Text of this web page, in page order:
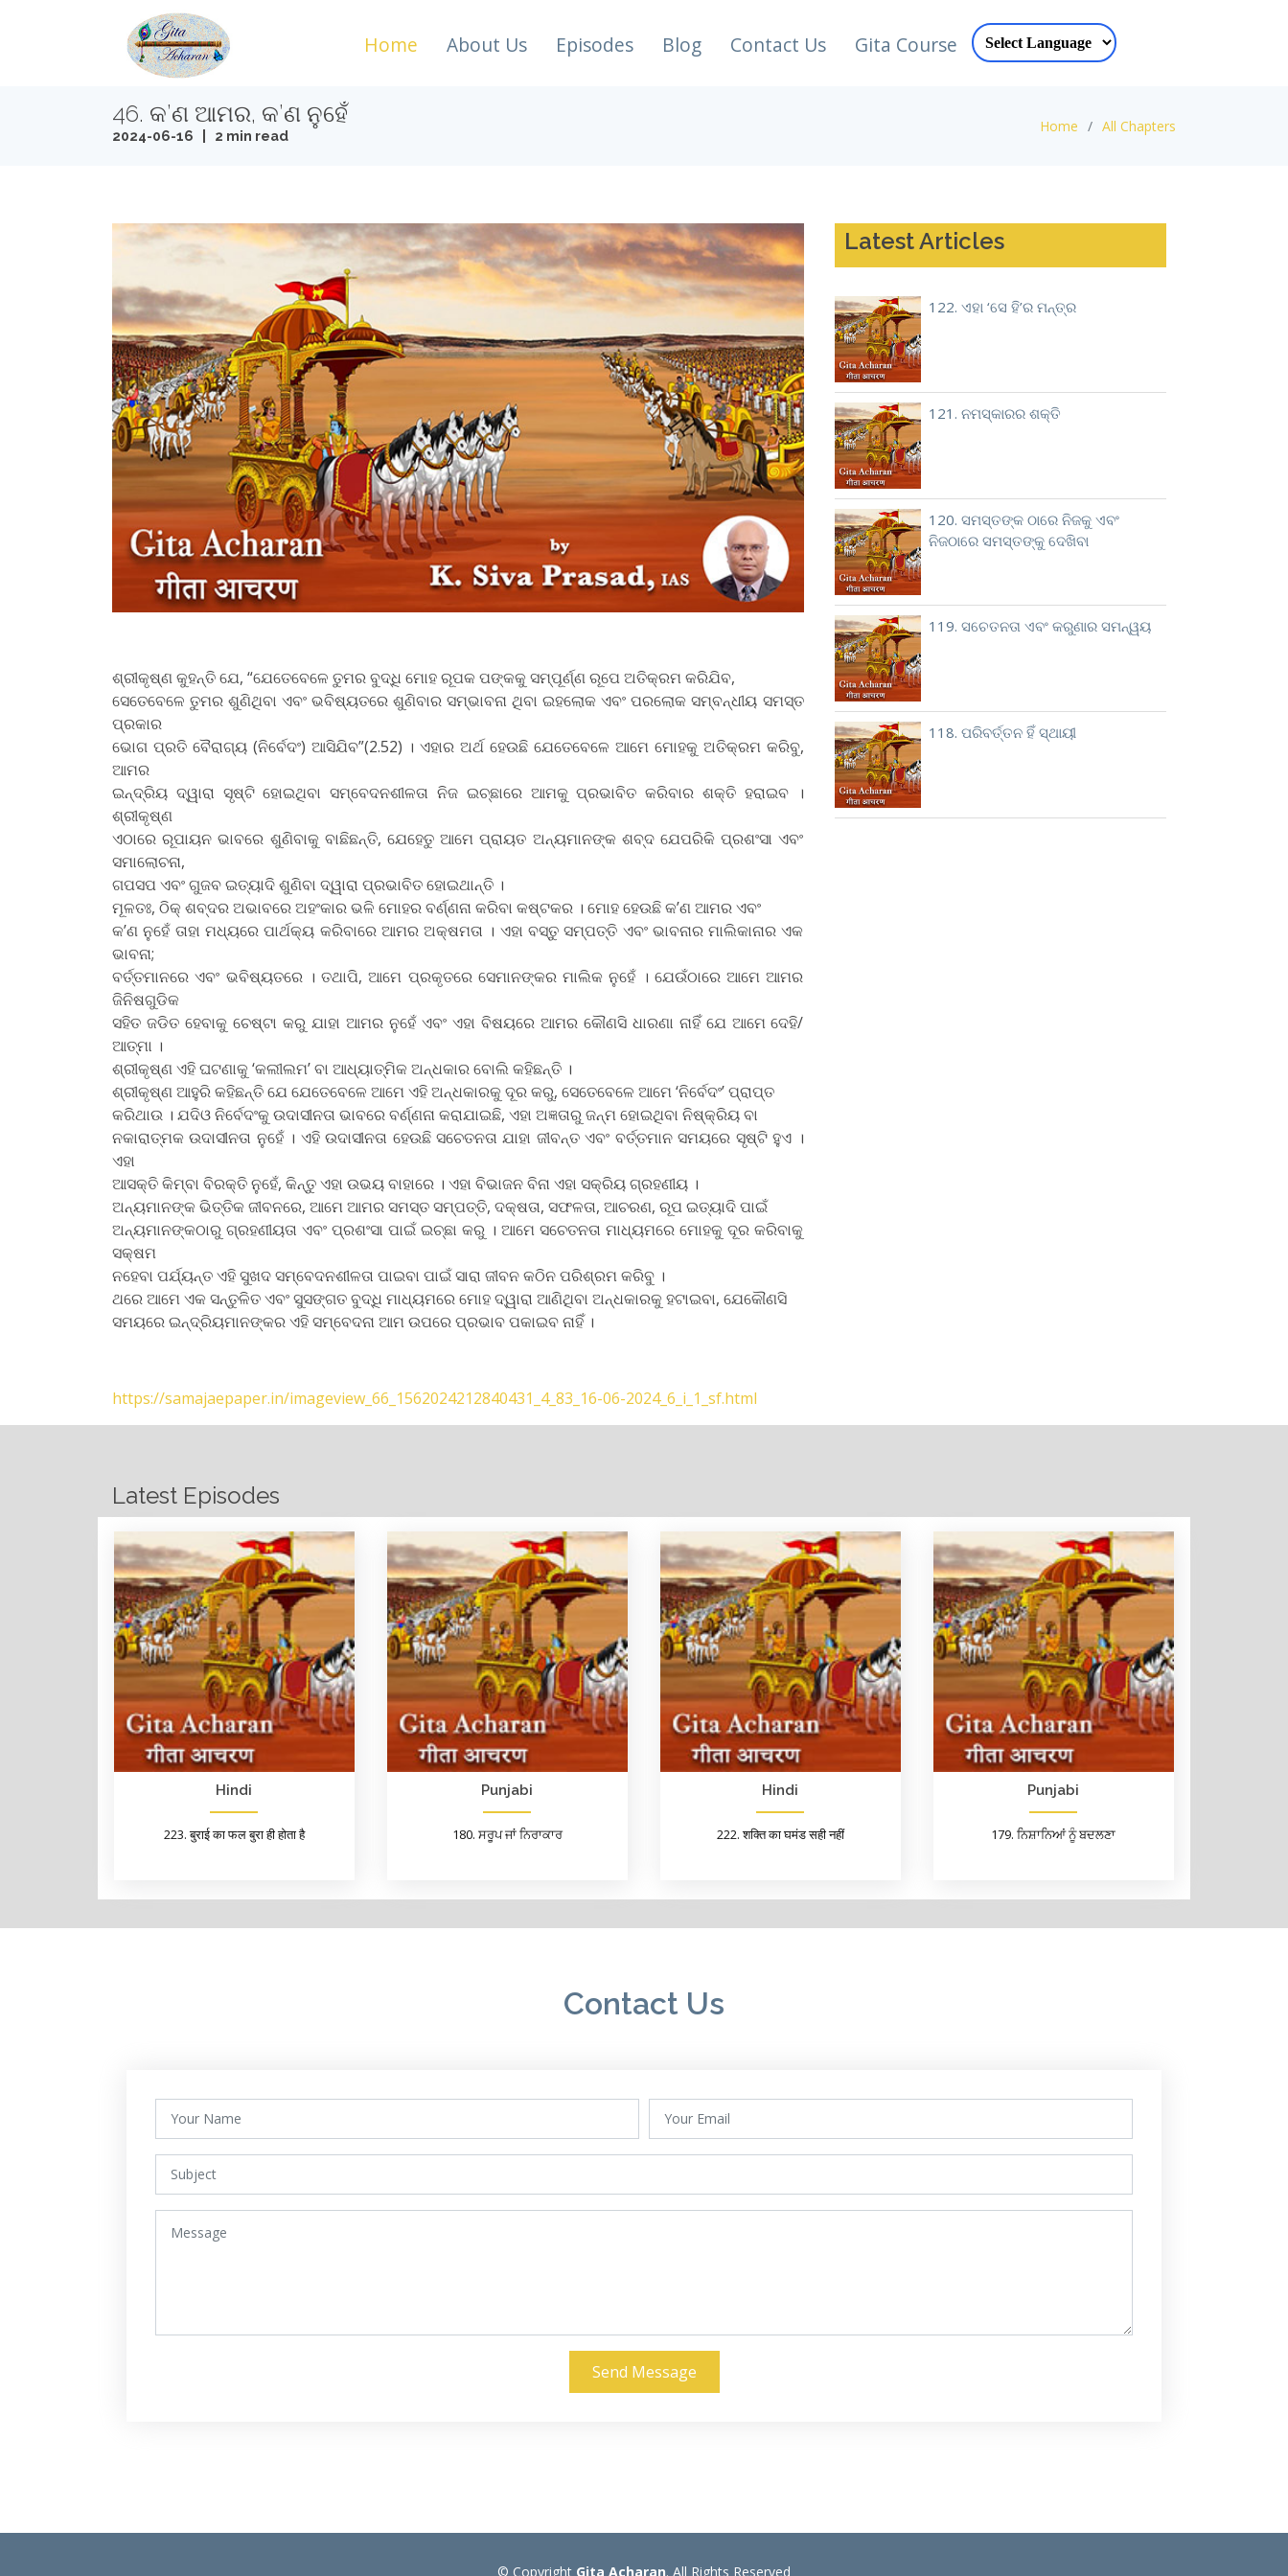
Home About Us Episodes Blog Contact Us Gita Course
46. କ’ଣ ଆମର, କ’ଣ ନୁହେଁ
2024-06-16 | 2 min read
Home All Chapters
Latest Articles
122. ଏହା ‘ସେ ହି’ର ମନ୍ତ୍ର
121. ନମସ୍କାରର ଶକ୍ତି
120. ସମସ୍ତଙ୍କ ଠାରେ ନିଜକୁ ଏବଂ
ନିଜଠାରେ ସମସ୍ତଙ୍କୁ ଦେଖିବା
119. ସଚେତନତା ଏବଂ କରୁଣାର ସମନ୍ୱୟ
118. ପରିବର୍ତ୍ତନ ହିଁ ସ୍ଥାୟୀ
ଶ୍ରୀକୃଷ୍ଣ କୁହନ୍ତି ଯେ, “ଯେତେବେଳେ ତୁମର ବୁଦ୍ଧି ମୋହ ରୂପକ ପଙ୍କକୁ ସମ୍ପୂର୍ଣ୍ଣ ରୂପେ ଅତିକ୍ରମ କରିଯିବ,
ସେତେବେଳେ ତୁମର ଶୁଣିଥିବା ଏବଂ ଭବିଷ୍ୟତରେ ଶୁଣିବାର ସମ୍ଭାବନା ଥିବା ଇହଲୋକ ଏବଂ ପରଲୋକ ସମ୍ବନ୍ଧୀୟ ସମସ୍ତ
ପ୍ରକାର
ଭୋଗ ପ୍ରତି ବୈରାଗ୍ୟ (ନିର୍ବେଦଂ) ଆସିଯିବ”(2.52) । ଏହାର ଅର୍ଥ ହେଉଛି ଯେତେବେଳେ ଆମେ ମୋହକୁ ଅତିକ୍ରମ କରିବୁ,
ଆମର
ଇନ୍ଦ୍ରିୟ ଦ୍ୱାରା ସୃଷ୍ଟି ହୋଇଥିବା ସମ୍ବେଦନଶୀଳତା ନିଜ ଇଚ୍ଛାରେ ଆମକୁ ପ୍ରଭାବିତ କରିବାର ଶକ୍ତି ହରାଇବ ।
ଶ୍ରୀକୃଷ୍ଣ
ଏଠାରେ ରୂପାୟନ ଭାବରେ ଶୁଣିବାକୁ ବାଛିଛନ୍ତି, ଯେହେତୁ ଆମେ ପ୍ରାୟତ ଅନ୍ୟମାନଙ୍କ ଶବ୍ଦ ଯେପରିକି ପ୍ରଶଂସା ଏବଂ
ସମାଲୋଚନା,
ଗପସପ ଏବଂ ଗୁଜବ ଇତ୍ୟାଦି ଶୁଣିବା ଦ୍ୱାରା ପ୍ରଭାବିତ ହୋଇଥାନ୍ତି ।
ମୂଳତଃ, ଠିକ୍‌ ଶବ୍ଦର ଅଭାବରେ ଅହଂକାର ଭଳି ମୋହର ବର୍ଣ୍ଣନା କରିବା କଷ୍ଟକର । ମୋହ ହେଉଛି କ’ଣ ଆମର ଏବଂ
କ’ଣ ନୁହେଁ ତାହା ମଧ୍ୟରେ ପାର୍ଥକ୍ୟ କରିବାରେ ଆମର ଅକ୍ଷମତା । ଏହା ବସ୍ତୁ ସମ୍ପତ୍ତି ଏବଂ ଭାବନାର ମାଲିକାନାର ଏକ
ଭାବନା;
ବର୍ତ୍ତମାନରେ ଏବଂ ଭବିଷ୍ୟତରେ । ତଥାପି, ଆମେ ପ୍ରକୃତରେ ସେମାନଙ୍କର ମାଲିକ ନୁହେଁ । ଯେଉଁଠାରେ ଆମେ ଆମର
ଜିନିଷଗୁଡିକ
ସହିତ ଜଡିତ ହେବାକୁ ଚେଷ୍ଟା କରୁ ଯାହା ଆମର ନୁହେଁ ଏବଂ ଏହା ବିଷୟରେ ଆମର କୌଣସି ଧାରଣା ନାହିଁ ଯେ ଆମେ ଦେହି/
ଆତ୍ମା ।
ଶ୍ରୀକୃଷ୍ଣ ଏହି ଘଟଣାକୁ ‘କଲୀଲମ’ ବା ଆଧ୍ୟାତ୍ମିକ ଅନ୍ଧକାର ବୋଲି କହିଛନ୍ତି ।
ଶ୍ରୀକୃଷ୍ଣ ଆହୁରି କହିଛନ୍ତି ଯେ ଯେତେବେଳେ ଆମେ ଏହି ଅନ୍ଧକାରକୁ ଦୂର କରୁ, ସେତେବେଳେ ଆମେ ‘ନିର୍ବେଦଂ’ ପ୍ରାପ୍ତ
କରିଥାଉ । ଯଦିଓ ନିର୍ବେଦଂକୁ ଉଦାସୀନତା ଭାବରେ ବର୍ଣ୍ଣନା କରାଯାଇଛି, ଏହା ଅଜ୍ଞତାରୁ ଜନ୍ମ ହୋଇଥିବା ନିଷ୍କ୍ରିୟ ବା
ନକାରାତ୍ମକ ଉଦାସୀନତା ନୁହେଁ । ଏହି ଉଦାସୀନତା ହେଉଛି ସଚେତନତା ଯାହା ଜୀବନ୍ତ ଏବଂ ବର୍ତ୍ତମାନ ସମୟରେ ସୃଷ୍ଟି ହୁଏ ।
ଏହା
ଆସକ୍ତି କିମ୍ବା ବିରକ୍ତି ନୁହେଁ, କିନ୍ତୁ ଏହା ଉଭୟ ବାହାରେ । ଏହା ବିଭାଜନ ବିନା ଏହା ସକ୍ରିୟ ଗ୍ରହଣୀୟ ।
ଅନ୍ୟମାନଙ୍କ ଭିତ୍ତିକ ଜୀବନରେ, ଆମେ ଆମର ସମସ୍ତ ସମ୍ପତ୍ତି, ଦକ୍ଷତା, ସଫଳତା, ଆଚରଣ, ରୂପ ଇତ୍ୟାଦି ପାଇଁ
ଅନ୍ୟମାନଙ୍କଠାରୁ ଗ୍ରହଣୀୟତା ଏବଂ ପ୍ରଶଂସା ପାଇଁ ଇଚ୍ଛା କରୁ । ଆମେ ସଚେତନତା ମାଧ୍ୟମରେ ମୋହକୁ ଦୂର କରିବାକୁ
ସକ୍ଷମ
ନହେବା ପର୍ଯ୍ୟନ୍ତ ଏହି ସୁଖଦ ସମ୍ବେଦନଶୀଳତା ପାଇବା ପାଇଁ ସାରା ଜୀବନ କଠିନ ପରିଶ୍ରମ କରିବୁ ।
ଥରେ ଆମେ ଏକ ସନ୍ତୁଳିତ ଏବଂ ସୁସଙ୍ଗତ ବୁଦ୍ଧି ମାଧ୍ୟମରେ ମୋହ ଦ୍ୱାରା ଆଣିଥିବା ଅନ୍ଧକାରକୁ ହଟାଇବା, ଯେକୌଣସି
ସମୟରେ ଇନ୍ଦ୍ରିୟମାନଙ୍କର ଏହି ସମ୍ବେଦନା ଆମ ଉପରେ ପ୍ରଭାବ ପକାଇବ ନାହିଁ ।
https://samajaepaper.in/imageview_66_1562024212840431_4_83_16-06-2024_6_i_1_sf.html
Latest Episodes
Hindi
223. बुराई का फल बुरा ही होता है
Punjabi
180. ਸਰੂਪ ਜਾਂ ਨਿਰਾਕਾਰ
Hindi
222. शक्ति का घमंड सही नहीं
Punjabi
179. ਨਿਸ਼ਾਨਿਆਂ ਨੂੰ ਬਦਲਣਾ
Contact Us
Send Message
© Copyright Gita Acharan. All Rights Reserved